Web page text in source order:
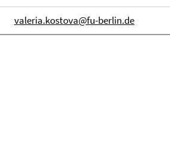
valeria.kostova@fu-berlin.de